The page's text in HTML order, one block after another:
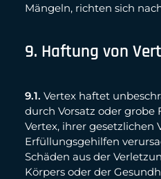
Mängeln, richten sich
9. Haftung von
9.1. Vertex haftet
durch Vorsatz oder grobe
Vertex, ihrer gesetzlichen
Erfüllungsgehilfen
Schäden aus der
Körpers oder der